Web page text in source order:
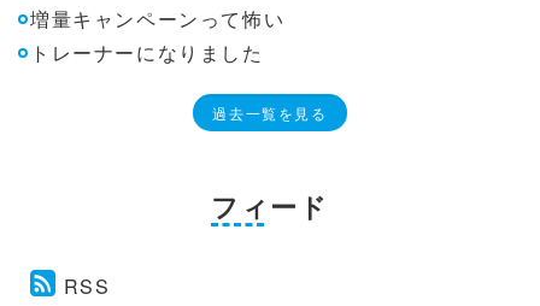
増量キャンペーンって怖い
トレーナーになりました
過去一覧を見る
フィード
RSS